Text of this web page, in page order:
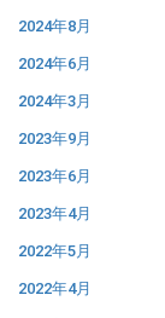
2024年8月
2024年6月
2024年3月
2023年9月
2023年6月
2023年4月
2022年5月
2022年4月